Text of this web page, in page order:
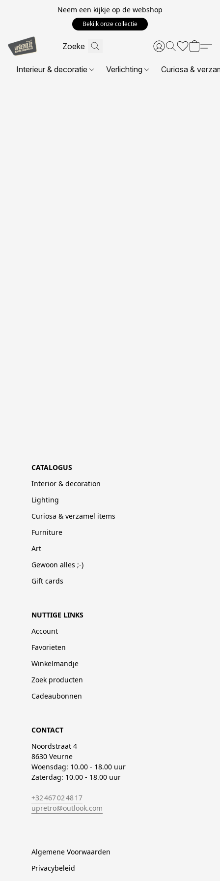
Neem een kijkje op de webshop
Bekijk onze collectie
Interieur & decoratie Verlichting Curiosa &
CATALOGUS
Interior & decoration
Lighting
Curiosa & verzamel items
Furniture
Art
Gewoon alles ;-)
Gift cards
NUTTIGE LINKS
Account
Favorieten
Winkelmandje
Zoek producten
Cadeaubonnen
CONTACT
Noordstraat 4
8630 Veurne
Woensdag: 10.00 - 18.00 uur
Zaterdag: 10.00 - 18.00 uur
+32 467 02 48 17
upretro@outlook.com
Algemene Voorwaarden
Privacybeleid